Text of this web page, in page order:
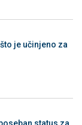
je učinjeno za